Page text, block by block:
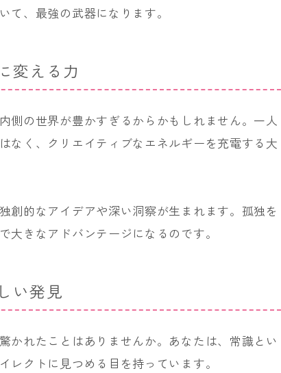
て、最強の武器になります。
変える力
側の世界が豊かすぎるからかもしれません。一人
なく、クリエイティブなエネルギーを充電する大
創的なアイデアや深い洞察が生まれます。孤独を
きなアドバンテージになるのです。
い発見
かれたことはありませんか。あなたは、常識とい
レクトに見つめる目を持っています。